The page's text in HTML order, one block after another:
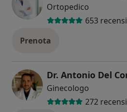
Ortopedico
653
Prenota
Dr. Antonio Del
Ginecologo
272